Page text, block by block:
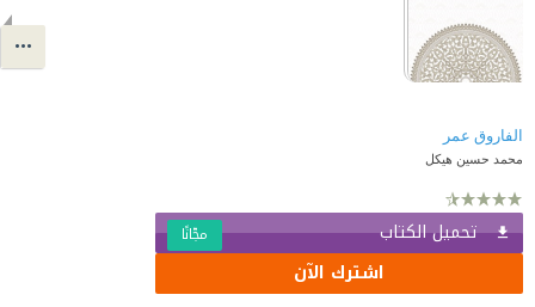
الفاروق عمر
محمد حسين هيكل
تحميل الكتاب مجّانًا
اشترك الآن